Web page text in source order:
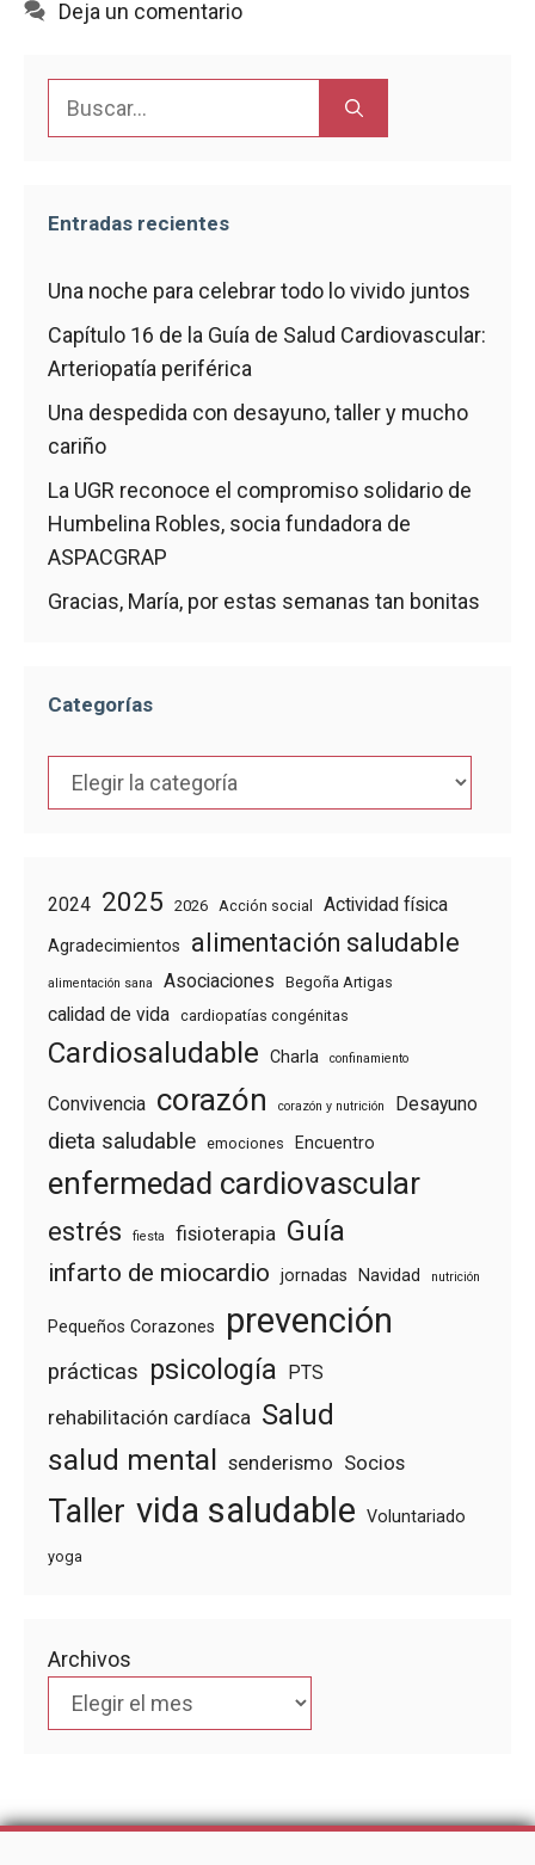
o
A
Deja un comentario
Entradas recientes
Una noche para celebrar todo lo vivido juntos
Capítulo 16 de la Guía de Salud Cardiovascular:
Arteriopatía periférica
Una despedida con desayuno, taller y mucho
cariño
La UGR reconoce el compromiso solidario de
Humbelina Robles, socia fundadora de
ASPACGRAP
Gracias, María, por estas semanas tan bonitas
Categorías
Categorías
2024 2025 2026 Acción social Actividad física
Agradecimientos alimentación saludable
alimentación sana Asociaciones Begoña Artigas
calidad de vida cardiopatías congénitas
Cardiosaludable Charla confinamiento
Convivencia corazón corazón y nutrición Desayuno
dieta saludable emociones Encuentro
enfermedad cardiovascular
estrés fiesta fisioterapia Guía
infarto de miocardio jornadas Navidad nutrición
Pequeños Corazones prevención
prácticas psicología PTS
rehabilitación cardíaca Salud
salud mental senderismo Socios
Taller vida saludable Voluntariado
yoga
Archivos